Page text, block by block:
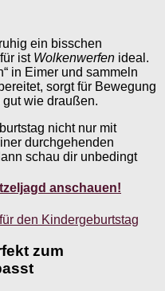
ein bisschen
ist Wolkenwerfen ideal.
in Eimer und sammeln
sorgt für Bewegung
wie draußen.
nicht nur mit
durchgehenden
schau dir unbedingt
anschauen!
zum